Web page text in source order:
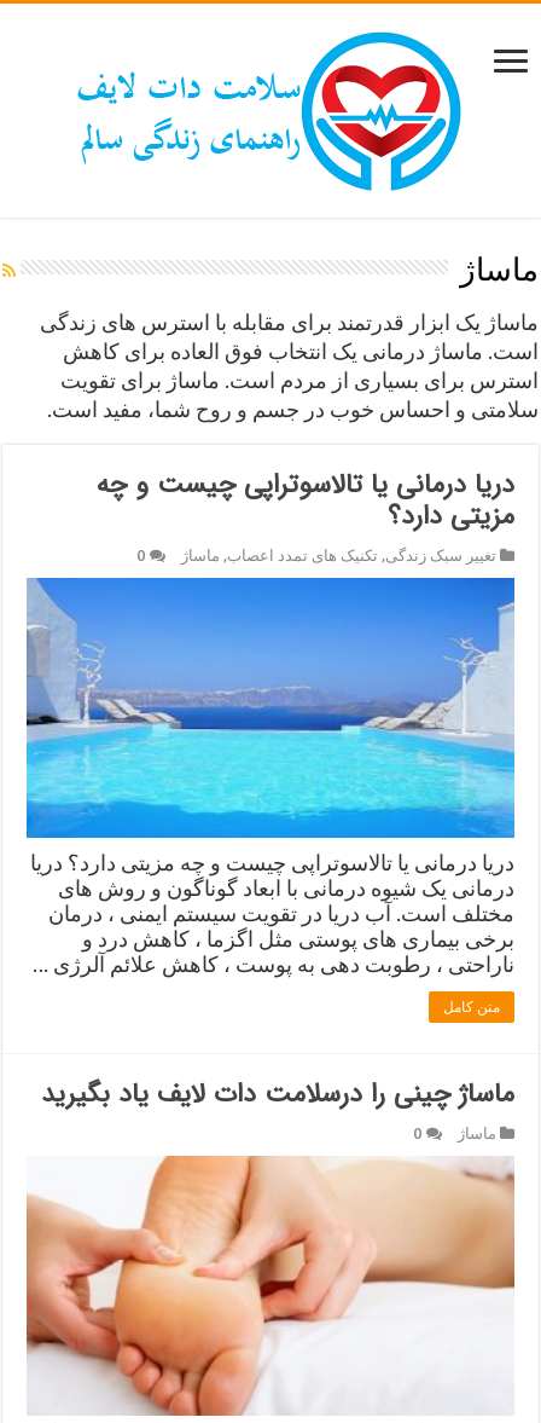
ماساژ
ماساژ یک ابزار قدرتمند برای مقابله با استرس های زندگی
است. ماساژ درمانی یک انتخاب فوق العاده برای کاهش
استرس برای بسیاری از مردم است. ماساژ برای تقویت
سلامتی و احساس خوب در جسم و روح شما، مفید است.
دریا درمانی یا تالاسوتراپی چیست و چه
مزیتی دارد؟
تغییر سبک زندگی, تکنیک های تمدد اعصاب, ماساژ 0
دریا درمانی یا تالاسوتراپی چیست و چه مزیتی دارد؟ دریا
درمانی یک شیوه درمانی با ابعاد گوناگون و روش های
مختلف است. آب دریا در تقویت سیستم ایمنی ، درمان
برخی بیماری های پوستی مثل اگزما ، کاهش درد و
ناراحتی ، رطوبت دهی به پوست ، کاهش علائم آلرژی …
متن کامل
ماساژ چینی را درسلامت دات لایف یاد بگیرید
ماساژ 0